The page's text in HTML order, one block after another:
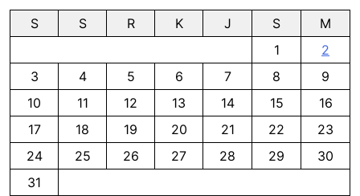
S
S R K J S
M
1
2
3
4 5 6 7 8
9
10
11 12 13 14 15
16
17
18 19 20 21 22
23
24
25 26 27 28 29
30
31